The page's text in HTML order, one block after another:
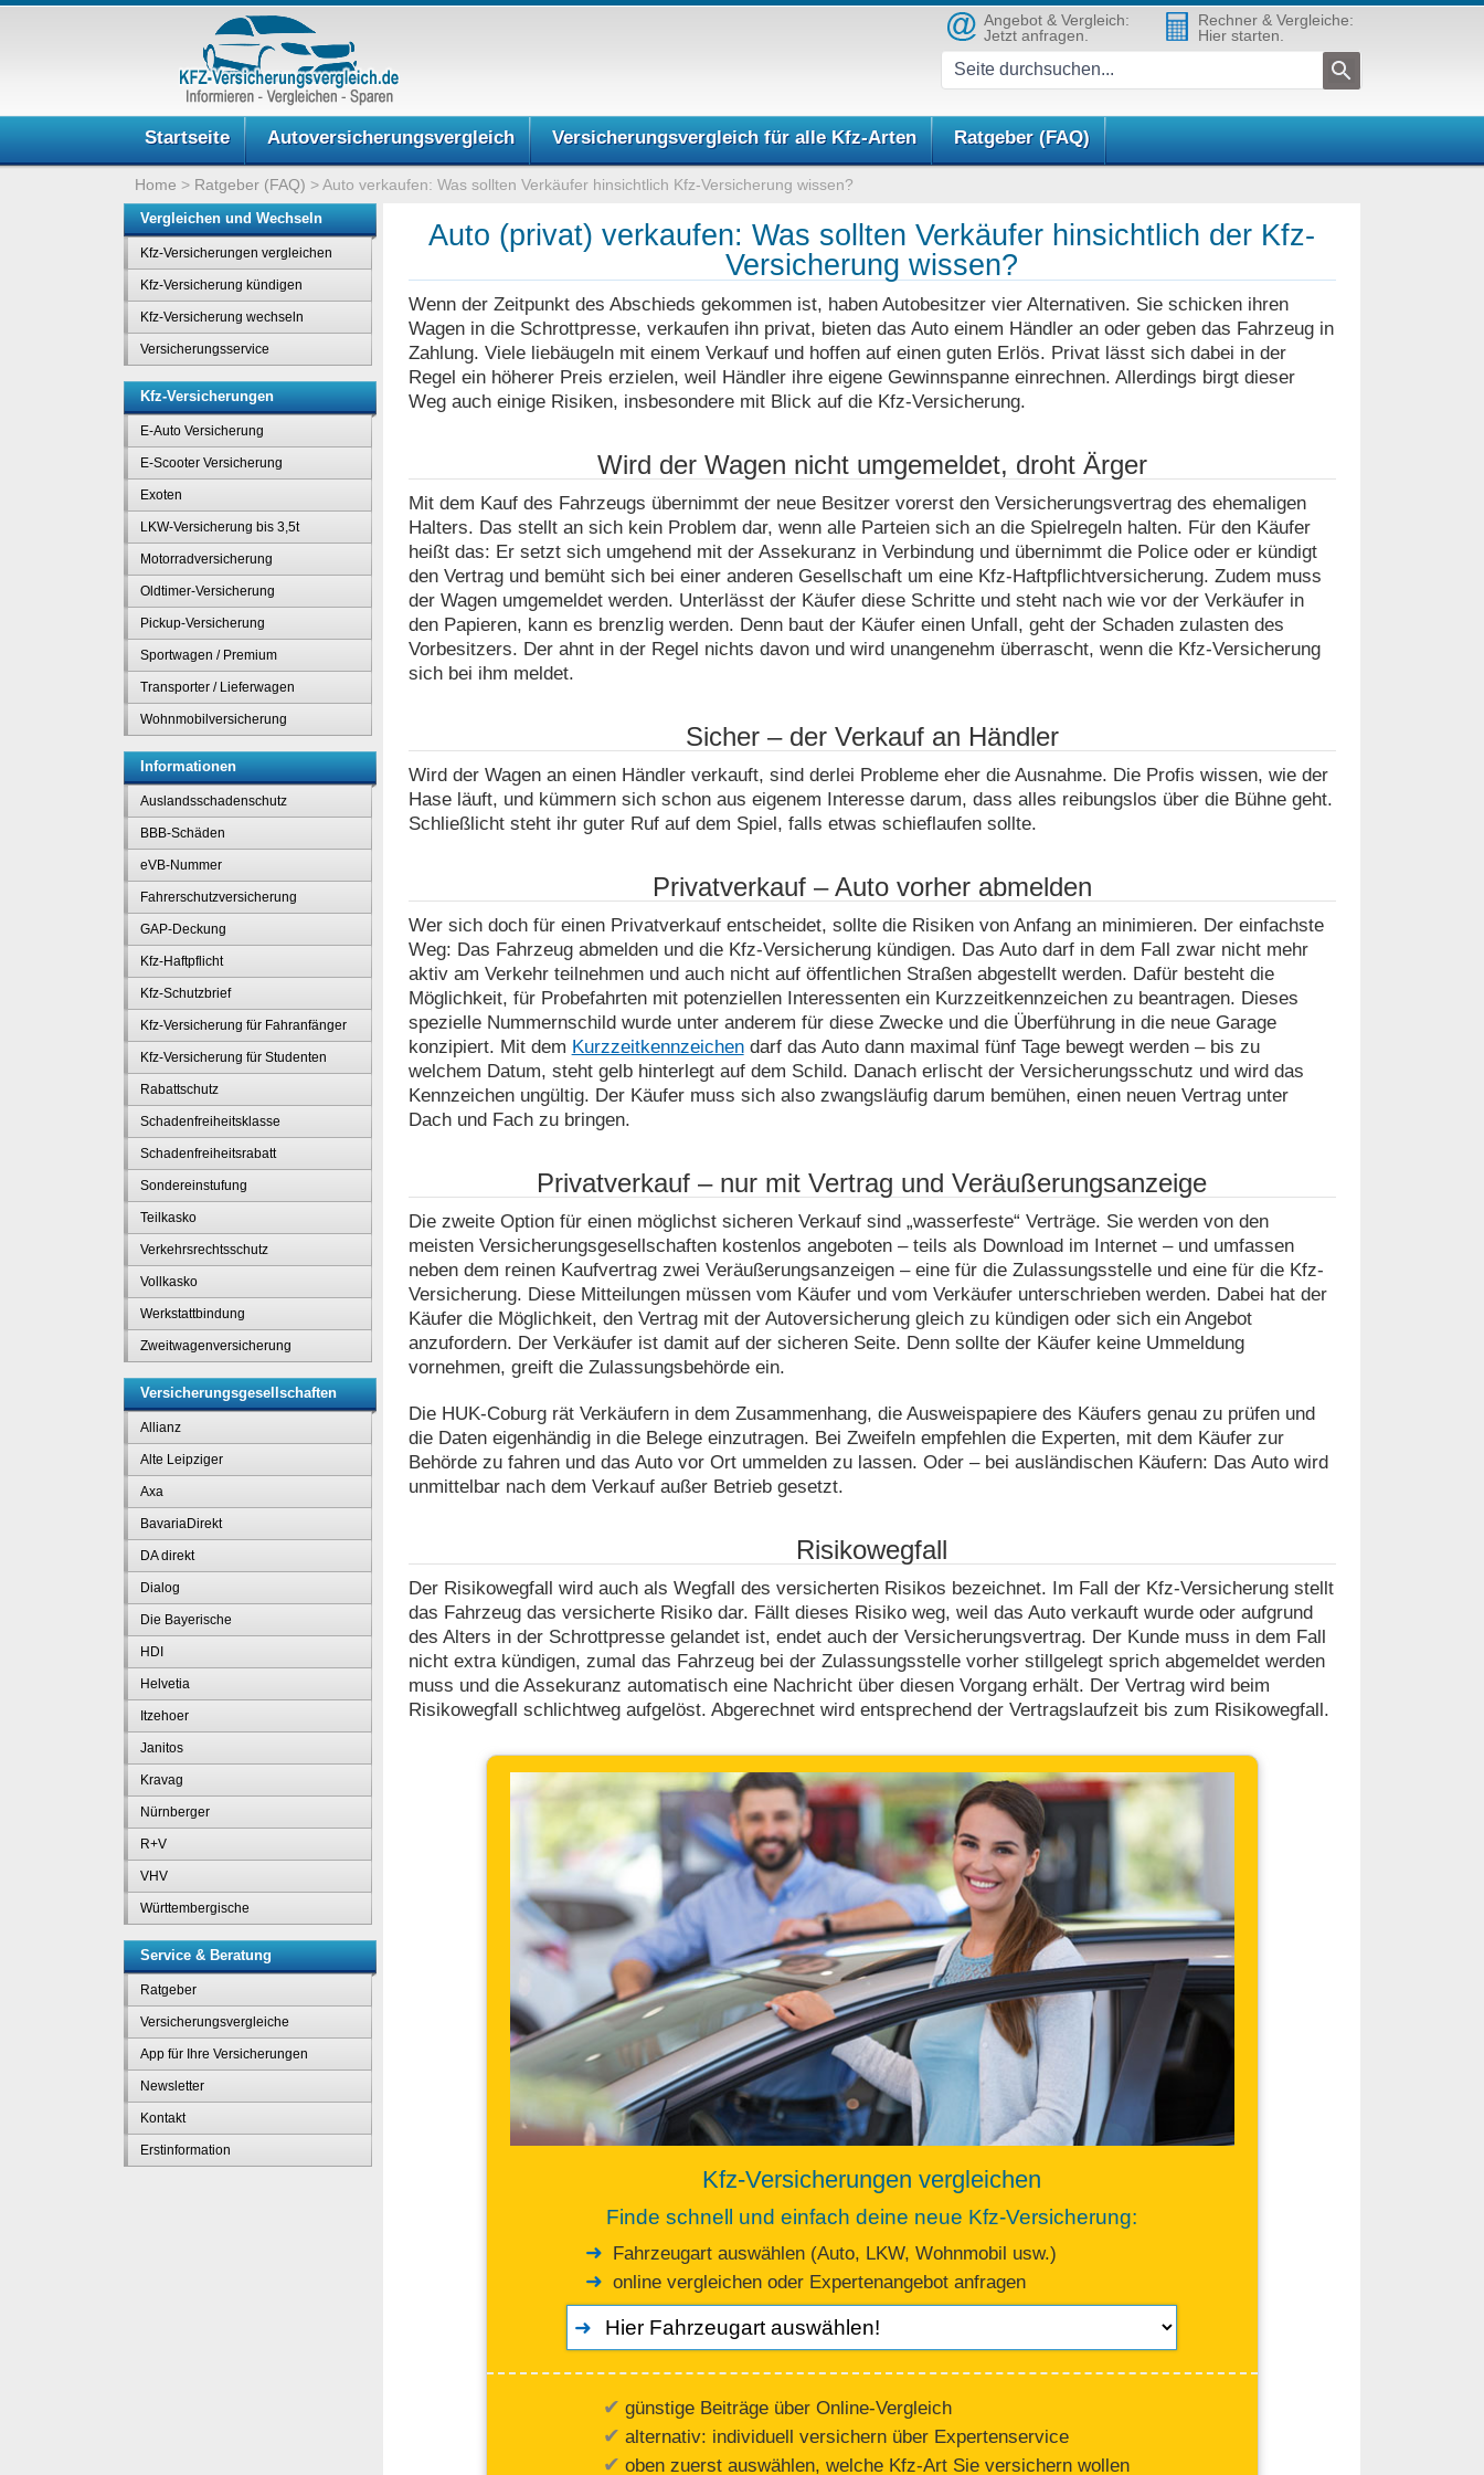
Angebot & Vergleich:
Jetzt anfragen.
Rechner & Vergleiche:
Hier starten.
Startseite Autoversicherungsvergleich Versicherungsvergleich für alle Kfz-Arten Ratgeber (FAQ)
Home > Ratgeber (FAQ) >Auto verkaufen: Was sollten Verkäufer hinsichtlich Kfz-Versicherung wissen?
Auto (privat) verkaufen: Was sollten Verkäufer hinsichtlich der Kfz-
Versicherung wissen?
Wenn der Zeitpunkt des Abschieds gekommen ist, haben Autobesitzer vier Alternativen. Sie schicken ihren
Wagen in die Schrottpresse, verkaufen ihn privat, bieten das Auto einem Händler an oder geben das Fahrzeug in
Zahlung. Viele liebäugeln mit einem Verkauf und hoffen auf einen guten Erlös. Privat lässt sich dabei in der
Regel ein höherer Preis erzielen, weil Händler ihre eigene Gewinnspanne einrechnen. Allerdings birgt dieser
Weg auch einige Risiken, insbesondere mit Blick auf die Kfz-Versicherung.
Wird der Wagen nicht umgemeldet, droht Ärger
Mit dem Kauf des Fahrzeugs übernimmt der neue Besitzer vorerst den Versicherungsvertrag des ehemaligen
Halters. Das stellt an sich kein Problem dar, wenn alle Parteien sich an die Spielregeln halten. Für den Käufer
heißt das: Er setzt sich umgehend mit der Assekuranz in Verbindung und übernimmt die Police oder er kündigt
den Vertrag und bemüht sich bei einer anderen Gesellschaft um eine Kfz-Haftpflichtversicherung. Zudem muss
der Wagen umgemeldet werden. Unterlässt der Käufer diese Schritte und steht nach wie vor der Verkäufer in
den Papieren, kann es brenzlig werden. Denn baut der Käufer einen Unfall, geht der Schaden zulasten des
Vorbesitzers. Der ahnt in der Regel nichts davon und wird unangenehm überrascht, wenn die Kfz-Versicherung
sich bei ihm meldet.
Sicher – der Verkauf an Händler
Wird der Wagen an einen Händler verkauft, sind derlei Probleme eher die Ausnahme. Die Profis wissen, wie der
Hase läuft, und kümmern sich schon aus eigenem Interesse darum, dass alles reibungslos über die Bühne geht.
Schließlicht steht ihr guter Ruf auf dem Spiel, falls etwas schieflaufen sollte.
Privatverkauf – Auto vorher abmelden
Wer sich doch für einen Privatverkauf entscheidet, sollte die Risiken von Anfang an minimieren. Der einfachste
Weg: Das Fahrzeug abmelden und die Kfz-Versicherung kündigen. Das Auto darf in dem Fall zwar nicht mehr
aktiv am Verkehr teilnehmen und auch nicht auf öffentlichen Straßen abgestellt werden. Dafür besteht die
Möglichkeit, für Probefahrten mit potenziellen Interessenten ein Kurzzeitkennzeichen zu beantragen. Dieses
spezielle Nummernschild wurde unter anderem für diese Zwecke und die Überführung in die neue Garage
konzipiert. Mit dem Kurzzeitkennzeichendarf das Auto dann maximal fünf Tage bewegt werden – bis zu
welchem Datum, steht gelb hinterlegt auf dem Schild. Danach erlischt der Versicherungsschutz und wird das
Kennzeichen ungültig. Der Käufer muss sich also zwangsläufig darum bemühen, einen neuen Vertrag unter
Dach und Fach zu bringen.
Privatverkauf – nur mit Vertrag und Veräußerungsanzeige
Die zweite Option für einen möglichst sicheren Verkauf sind „wasserfeste“ Verträge. Sie werden von den
meisten Versicherungsgesellschaften kostenlos angeboten – teils als Download im Internet – und umfassen
neben dem reinen Kaufvertrag zwei Veräußerungsanzeigen – eine für die Zulassungsstelle und eine für die Kfz-
Versicherung. Diese Mitteilungen müssen vom Käufer und vom Verkäufer unterschrieben werden. Dabei hat der
Käufer die Möglichkeit, den Vertrag mit der Autoversicherung gleich zu kündigen oder sich ein Angebot
anzufordern. Der Verkäufer ist damit auf der sicheren Seite. Denn sollte der Käufer keine Ummeldung
vornehmen, greift die Zulassungsbehörde ein.
Die HUK-Coburg rät Verkäufern in dem Zusammenhang, die Ausweispapiere des Käufers genau zu prüfen und
die Daten eigenhändig in die Belege einzutragen. Bei Zweifeln empfehlen die Experten, mit dem Käufer zur
Behörde zu fahren und das Auto vor Ort ummelden zu lassen. Oder – bei ausländischen Käufern: Das Auto wird
unmittelbar nach dem Verkauf außer Betrieb gesetzt.
Risikowegfall
Der Risikowegfall wird auch als Wegfall des versicherten Risikos bezeichnet. Im Fall der Kfz-Versicherung stellt
das Fahrzeug das versicherte Risiko dar. Fällt dieses Risiko weg, weil das Auto verkauft wurde oder aufgrund
des Alters in der Schrottpresse gelandet ist, endet auch der Versicherungsvertrag. Der Kunde muss in dem Fall
nicht extra kündigen, zumal das Fahrzeug bei der Zulassungsstelle vorher stillgelegt sprich abgemeldet werden
muss und die Assekuranz automatisch eine Nachricht über diesen Vorgang erhält. Der Vertrag wird beim
Risikowegfall schlichtweg aufgelöst. Abgerechnet wird entsprechend der Vertragslaufzeit bis zum Risikowegfall.
Kfz-Versicherungen vergleichen
Finde schnell und einfach deine neue Kfz-Versicherung:
Fahrzeugart auswählen (Auto, LKW, Wohnmobil usw.)
online vergleichen oder Expertenangebot anfragen
günstige Beiträge über Online-Vergleich
alternativ: individuell versichern über Expertenservice
oben zuerst auswählen, welche Kfz-Art Sie versichern wollen
Vergleichen und Wechseln
Kfz-Versicherungen vergleichen
Kfz-Versicherung kündigen
Kfz-Versicherung wechseln
Versicherungsservice
Kfz-Versicherungen
E-Auto Versicherung
E-Scooter Versicherung
Exoten
LKW-Versicherung bis 3,5t
Motorradversicherung
Oldtimer-Versicherung
Pickup-Versicherung
Sportwagen / Premium
Transporter / Lieferwagen
Wohnmobilversicherung
Informationen
Auslandsschadenschutz
BBB-Schäden
eVB-Nummer
Fahrerschutzversicherung
GAP-Deckung
Kfz-Haftpflicht
Kfz-Schutzbrief
Kfz-Versicherung für Fahranfänger
Kfz-Versicherung für Studenten
Rabattschutz
Schadenfreiheitsklasse
Schadenfreiheitsrabatt
Sondereinstufung
Teilkasko
Verkehrsrechtsschutz
Vollkasko
Werkstattbindung
Zweitwagenversicherung
Versicherungsgesellschaften
Allianz
Alte Leipziger
Axa
BavariaDirekt
DA direkt
Dialog
Die Bayerische
HDI
Helvetia
Itzehoer
Janitos
Kravag
Nürnberger
R+V
VHV
Württembergische
Service & Beratung
Ratgeber
Versicherungsvergleiche
App für Ihre Versicherungen
Newsletter
Kontakt
Erstinformation